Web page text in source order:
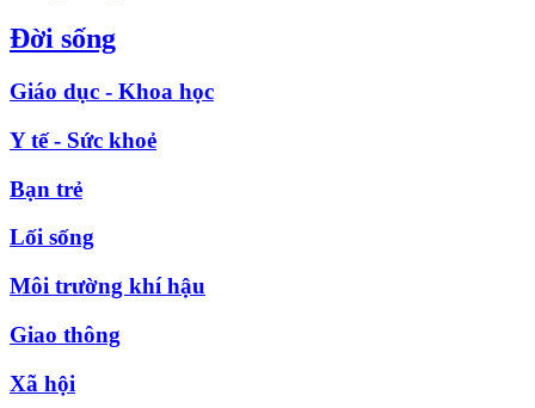
Đời sống
Giáo dục - Khoa học
Y tế - Sức khoẻ
Bạn trẻ
Lối sống
Môi trường khí hậu
Giao thông
Xã hội